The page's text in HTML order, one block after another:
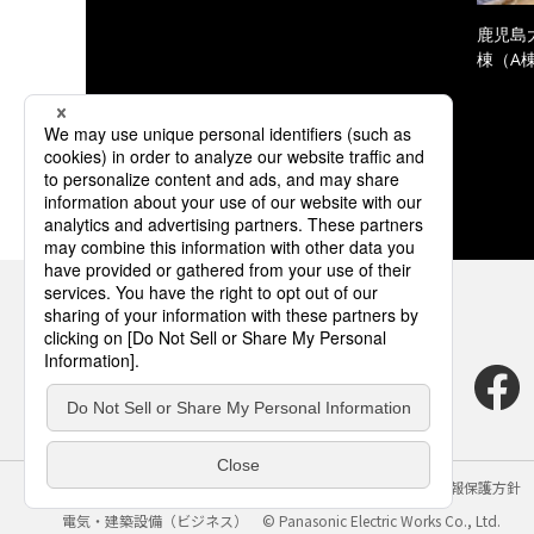
鹿児島
棟（A
サイトのご利用にあたって クッキーポリシー
個人情報保護方針
電気・建築設備（ビジネス）
© Panasonic Electric Works Co., Ltd.